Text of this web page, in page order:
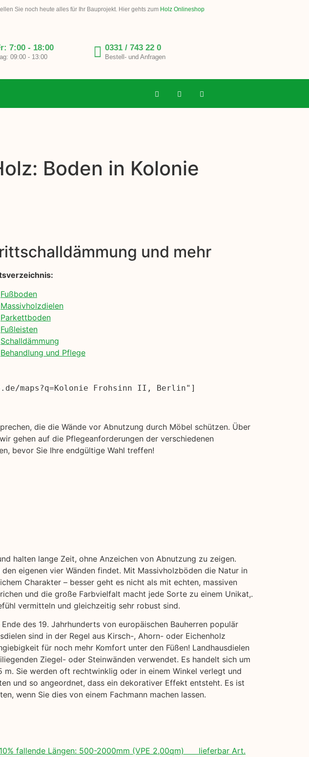
Sie noch heute alles für Ihr Bauprojekt. Hier gehts zum Holz Onlineshop
7:00 - 18:00
09:00 - 13:00
0331 / 743 22 0
Bestell- und Anfragen
Boden in Kolonie
und mehr
Fußboden
Massivholzdielen
Parkettboden
Fußleisten
Schalldämmung
Behandlung und Pflege
maps?q=Kolonie Frohsinn II, Berlin"]
die die Wände vor Abnutzung durch Möbel schützen. Über
gehen auf die Pflegeanforderungen der verschiedenen
bevor Sie Ihre endgültige Wahl treffen!
halten lange Zeit, ohne Anzeichen von Abnutzung zu zeigen.
eigenen vier Wänden findet. Mit Massivholzböden die Natur in
Charakter – besser geht es nicht als mit echten, massiven
und die große Farbvielfalt macht jede Sorte zu einem Unikat,.
vermitteln und gleichzeitig sehr robust sind.
des 19. Jahrhunderts von europäischen Bauherren populär
sind in der Regel aus Kirsch-, Ahorn- oder Eichenholz
für noch mehr Komfort unter den Füßen! Landhausdielen
Ziegel- oder Steinwänden verwendet. Es handelt sich um
Sie werden oft rechtwinklig oder in einem Winkel verlegt und
und so angeordnet, dass ein dekorativer Effekt entsteht. Es ist
wenn Sie dies von einem Fachmann machen lassen.
fallende Längen: 500-2000mm (VPE 2,00qm) lieferbar Art.